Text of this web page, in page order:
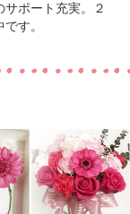
ポート充実。２
す。